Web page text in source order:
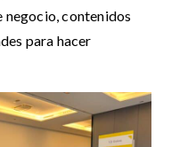
negocio, contenidos
para hacer